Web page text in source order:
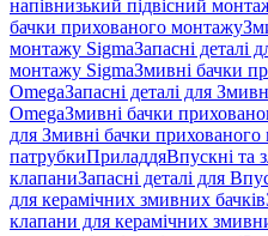
напівнизький підвісний
бачки прихованого монтажу
монтажу SigmaЗапасні деталі
монтажу SigmaЗмивні бачки
OmegaЗапасні деталі для
OmegaЗмивні бачки
для Змивні бачки
патрубкиПриладдяВпускні та
клапаниЗапасні деталі для
для керамічних змивних бачків
клапани для керамічних